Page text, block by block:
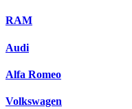
RAM
Audi
Alfa Romeo
Volkswagen